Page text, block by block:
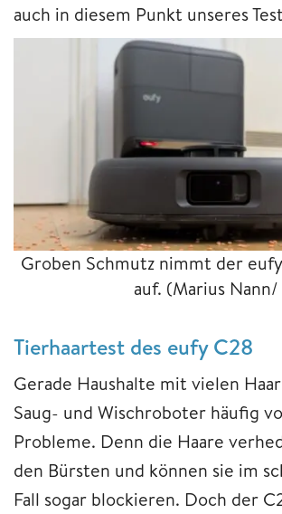
auch in diesem Punkt unseres
Groben Schmutz nimmt der
auf. (Marius
Tierhaartest des eufy C28
Gerade Haushalte mit vielen
Saug- und Wischroboter häufig
Probleme. Denn die Haare
den Bürsten und können sie im
Fall sogar blockieren. Doch der